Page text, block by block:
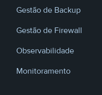
Gestão de Backup
Gestão de Firewall
Observabilidade
Monitoramento